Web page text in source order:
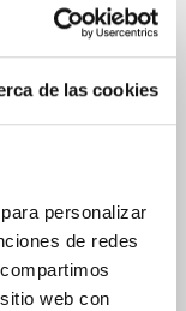
de las cookies
personalizar
de redes
web con
A diferencia
maravilla
puro,
🏠
HS Plug-in